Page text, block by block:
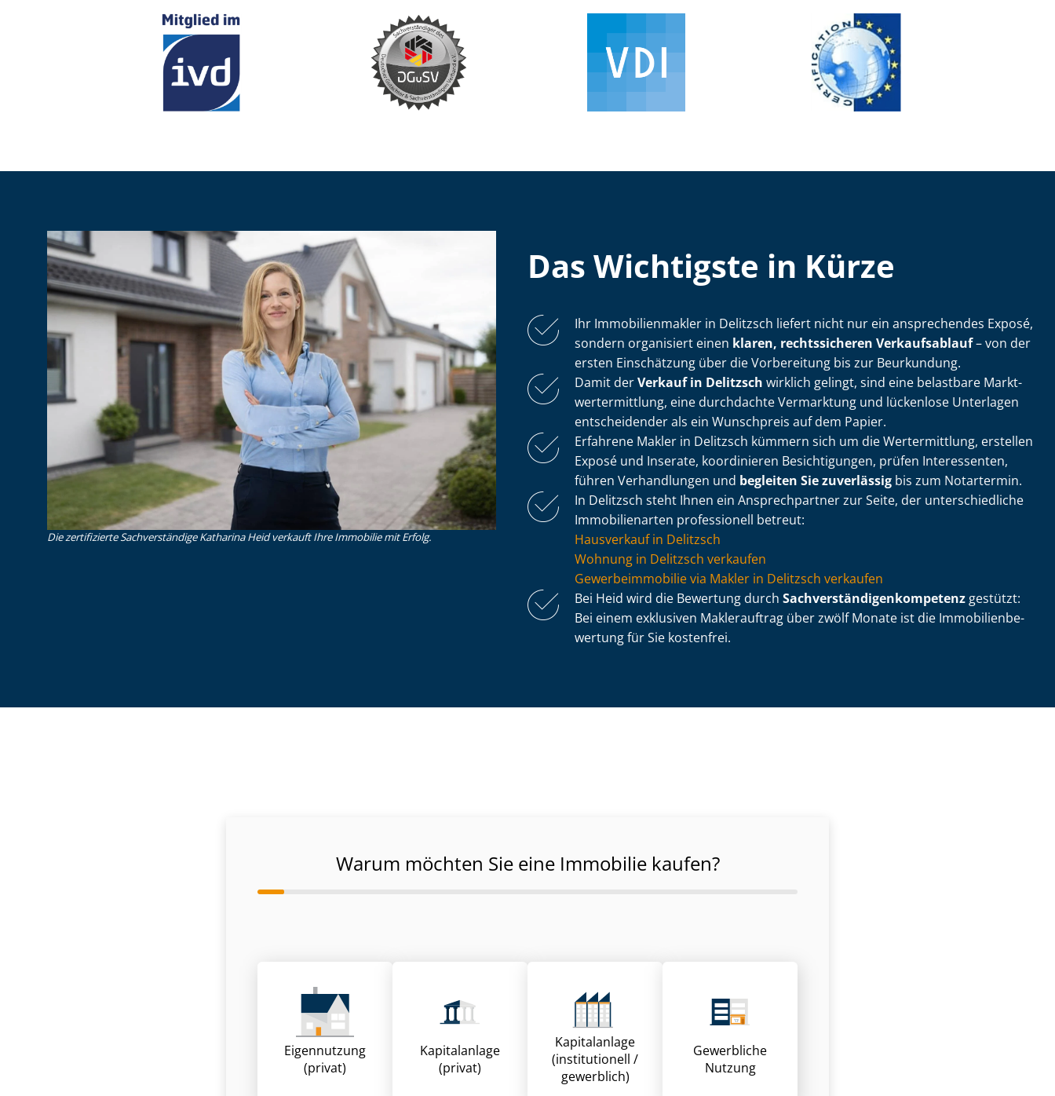
Die zertifizierte Sachverständige Katharina Heid verkauft Ihre Immobilie mit Erfolg.
Das Wichtigste in Kürze
Ihr Im­mo­bi­li­en­mak­ler in Delitzsch liefert nicht nur ein ansprechendes Exposé,
sondern organisiert einen klaren, rechtssicheren Verkaufsablauf– von der
ersten Einschätzung über die Vorbereitung bis zur Beurkundung.
Damit derVerkauf in Delitzsch wirklich gelingt, sind eine belastbare Markt­
wert­ermitt­lung, eine durchdachte Vermarktung und lückenlose Unterlagen
entscheidender als ein Wunschpreis auf dem Papier.
Erfahrene Makler in Delitzsch kümmern sich um die Wertermittlung, erstellen
Exposé und Inserate, koordinieren Besichtigungen, prüfen Interessenten,
führen Verhandlungen und begleiten Sie zuverlässig bis zum Notartermin.
In Delitzsch steht Ihnen ein Ansprechpartner zur Seite, der un­ter­schied­li­che
Immobilienarten professionell betreut:
Hausverkauf in Delitzsch
Wohnung in Delitzsch verkaufen
Ge­wer­be­im­mo­bi­lie via Makler in Delitzsch verkaufen
Bei Heid wird die Bewertung durch Sach­ver­stän­di­gen­kom­pe­tenz gestützt:
Bei einem exklusiven Maklerauftrag über zwölf Monate ist die Im­mo­bi­li­en­be­
wer­tung für Sie kostenfrei.
Warum möchten Sie eine Immobilie kaufen?
Eigennutzung
(privat)
Kapitalanlage
(privat)
Kapitalanlage
(institutionell /
gewerblich)
Gewerbliche
Nutzung